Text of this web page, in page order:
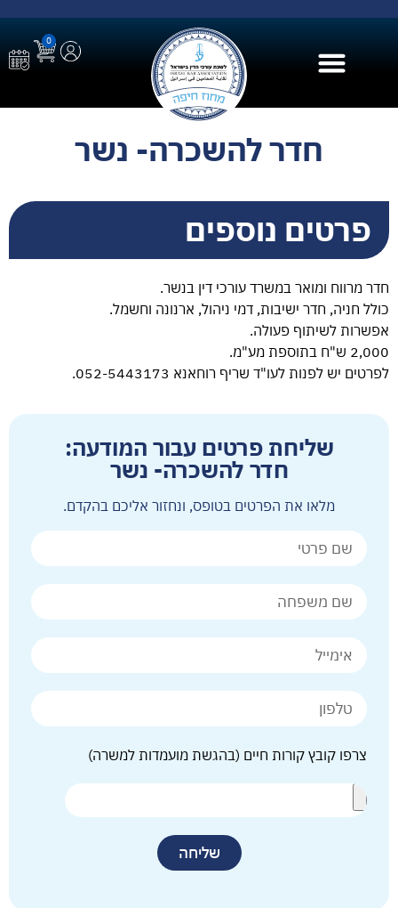
0
חדר להשכרה- נשר
פרטים נוספים
חדר מרווח ומואר במשרד עורכי דין בנשר.
כולל חניה, חדר ישיבות, דמי ניהול, ארנונה וחשמל.
אפשרות לשיתוף פעולה.
2,000 ש"ח בתוספת מע"מ.
לפרטים יש לפנות לעו"ד שריף רוחאנא 052-5443173.
שליחת פרטים עבור המודעה:
חדר להשכרה- נשר
מלאו את הפרטים בטופס, ונחזור אליכם בהקדם.
צרפו קובץ קורות חיים (בהגשת מועמדות למשרה)
שליחה